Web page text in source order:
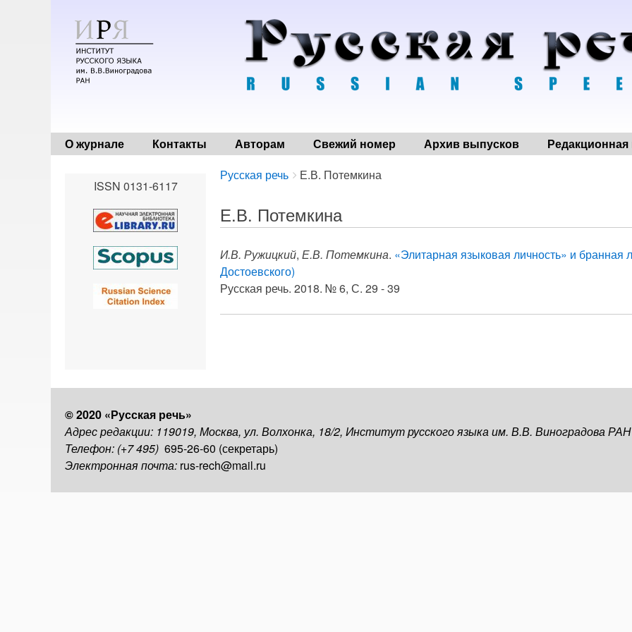
О журнале Контакты Авторам Свежий номер Архив выпусков Редакционная
Breadcrumbs
You
here:
Русская речь Е.В. Потемкина
Е.В. Потемкина
И.В. Ружицкий, Е.В. Потемкина. «Элитарная языковая личность» и бранная
Достоевского)
Русская речь. 2018. № 6, С. 29 - 39
ISSN 0131-6117
© 2020 «Русская речь»
Адрес редакции: 119019, Москва, ул. Волхонка, 18/2, Институт русского языка им. В.В. Виноградова РАН
Телефон: (+7 495) 695-26-60 (секретарь)
Электронная почта: rus-rech@mail.ru